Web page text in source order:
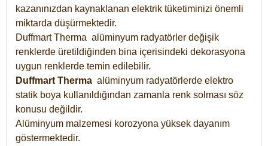
kazanınızdan kaynaklanan elektrik tüketiminizi önemli
miktarda düşürmektedir.
Duffmart Therma alüminyum radyatörler değişik
renklerde üretildiğinden bina içerisindeki dekorasyona
uygun renklerde temin edilebilir.
Duffmart Therma alüminyum radyatörlerde elektro
statik boya kullanıldığından zamanla renk solması söz
konusu değildir.
Alüminyum malzemesi korozyona yüksek dayanım
göstermektedir.